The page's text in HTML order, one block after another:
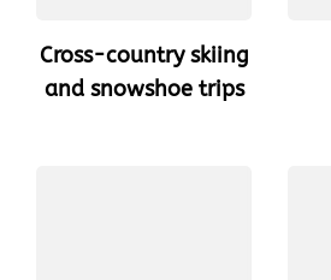
Cross-country skiing
and snowshoe trips